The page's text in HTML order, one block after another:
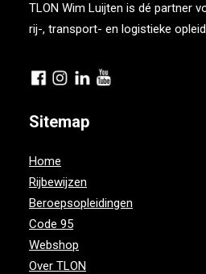
TLON Wim Luijten is dé partner
rij-, transport- en logistieke
Sitemap
Home
Rijbewijzen
Beroepsopleidingen
Code 95
Webshop
Over TLON